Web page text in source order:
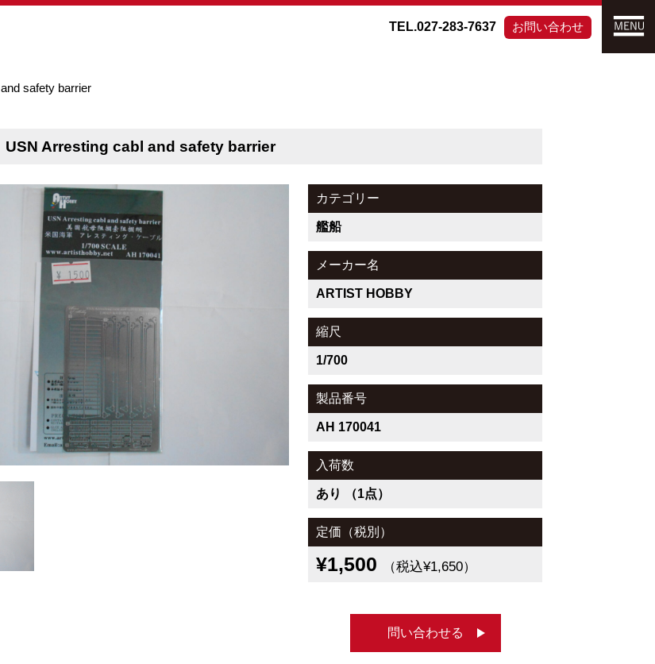
TEL.027-283-7637 お問い合わせ
safety barrier
USN Arresting cabl and safety barrier
カテゴリー
艦船
メーカー名
ARTIST HOBBY
縮尺
1/700
製品番号
AH 170041
入荷数
あり （1点）
定価（税別）
¥1,500 （税込¥1,650）
問い合わせる